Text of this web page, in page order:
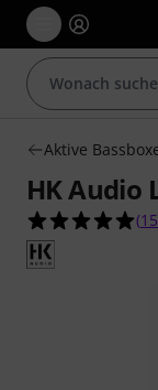
Aktive
HK Audio
(15